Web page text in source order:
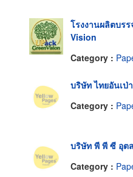
โรงงานผลิตบร
Vision
Category :
บริษัท ไทยอันเ
Category :
บริษัท พี พี ซี อุต
Category :